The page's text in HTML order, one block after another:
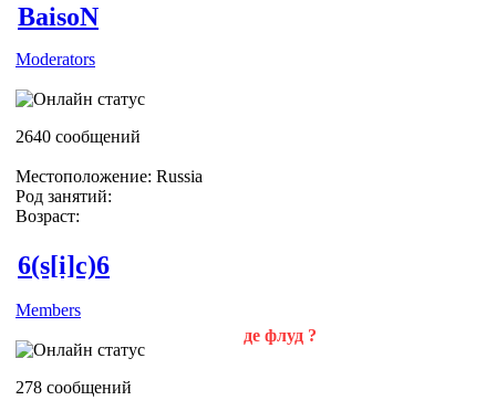
BaisoN
Moderators
2640 сообщений
Местоположение: Russia
Род занятий:
Возраст:
6(s[i]c)6
Members
278 сообщений
де флуд ?